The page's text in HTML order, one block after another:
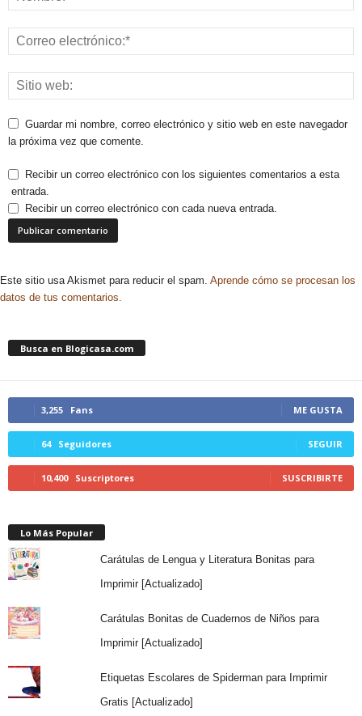
Guardar mi nombre, correo electrónico y sitio web en este navegador
la próxima vez que comente.
Recibir un correo electrónico con los siguientes comentarios a esta
entrada.
Recibir un correo electrónico con cada nueva entrada.
Este sitio usa Akismet para reducir el spam. Aprende cómo se procesan los
datos de tus comentarios.
Busca en Blogicasa.com
3,255 Fans ME GUSTA
64 Seguidores SEGUIR
10,400 Suscriptores SUSCRIBIRTE
Lo Más Popular
Carátulas de Lengua y Literatura Bonitas para
Imprimir [Actualizado]
Carátulas Bonitas de Cuadernos de Niños para
Imprimir [Actualizado]
Etiquetas Escolares de Spiderman para Imprimir
Gratis [Actualizado]